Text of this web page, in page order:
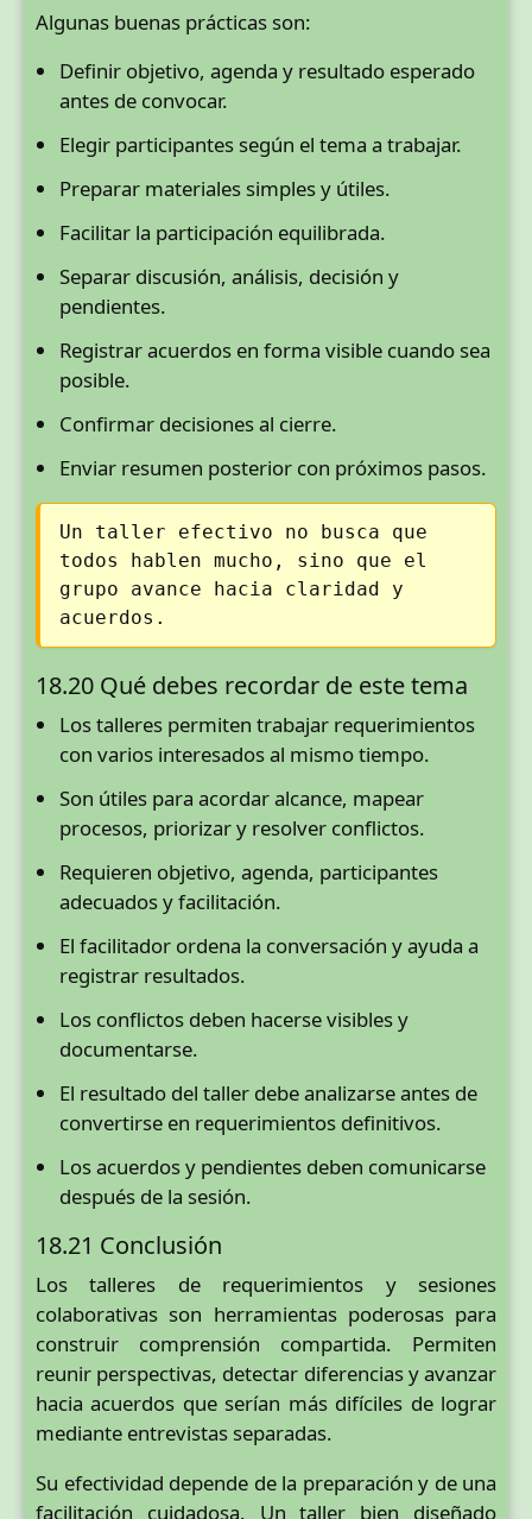
Algunas buenas prácticas son:
Definir objetivo, agenda y resultado esperado
antes de convocar.
Elegir participantes según el tema a trabajar.
Preparar materiales simples y útiles.
Facilitar la participación equilibrada.
Separar discusión, análisis, decisión y
pendientes.
Registrar acuerdos en forma visible cuando sea
posible.
Confirmar decisiones al cierre.
Enviar resumen posterior con próximos pasos.
Un taller efectivo no busca que
todos hablen mucho, sino que el
grupo avance hacia claridad y
acuerdos.
18.20 Qué debes recordar de este tema
Los talleres permiten trabajar requerimientos
con varios interesados al mismo tiempo.
Son útiles para acordar alcance, mapear
procesos, priorizar y resolver conflictos.
Requieren objetivo, agenda, participantes
adecuados y facilitación.
El facilitador ordena la conversación y ayuda a
registrar resultados.
Los conflictos deben hacerse visibles y
documentarse.
El resultado del taller debe analizarse antes de
convertirse en requerimientos definitivos.
Los acuerdos y pendientes deben comunicarse
después de la sesión.
18.21 Conclusión
Los talleres de requerimientos y sesiones
colaborativas son herramientas poderosas para
construir comprensión compartida. Permiten
reunir perspectivas, detectar diferencias y avanzar
hacia acuerdos que serían más difíciles de lograr
mediante entrevistas separadas.
Su efectividad depende de la preparación y de una
facilitación cuidadosa. Un taller bien diseñado